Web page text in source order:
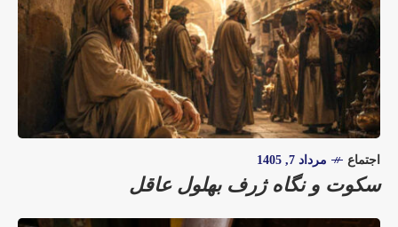
اجتماع مرداد 7, 1405
سکوت و نگاه ژرف بهلول عاقل